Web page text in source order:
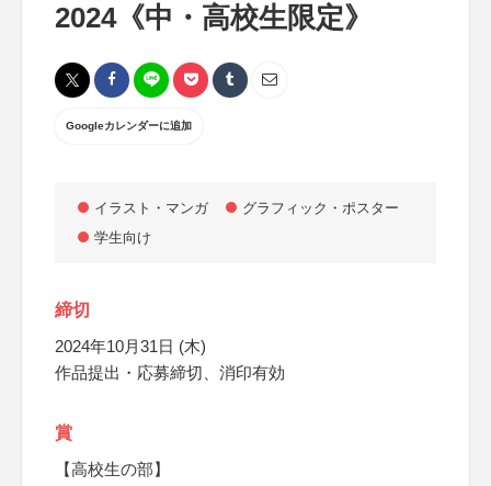
2024《中・高校生限定》
Googleカレンダーに追加
イラスト・マンガ
グラフィック・ポスター
学生向け
締切
2024年10月31日 (木)
作品提出・応募締切、消印有効
賞
【高校生の部】